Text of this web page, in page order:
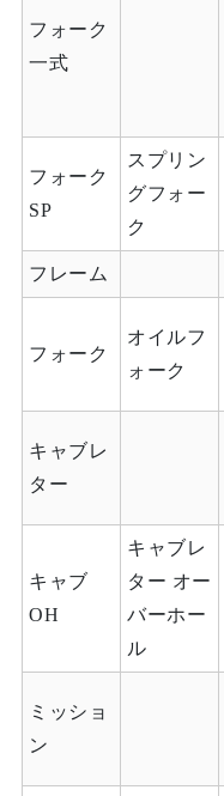
フォーク
一式
フォーク
SP
スプリン
グフォー
ク
フレーム
フォーク
オイルフ
ォーク
キャブレ
ター
キャブ
OH
キャブレ
ター オー
バーホー
ル
ミッショ
ン